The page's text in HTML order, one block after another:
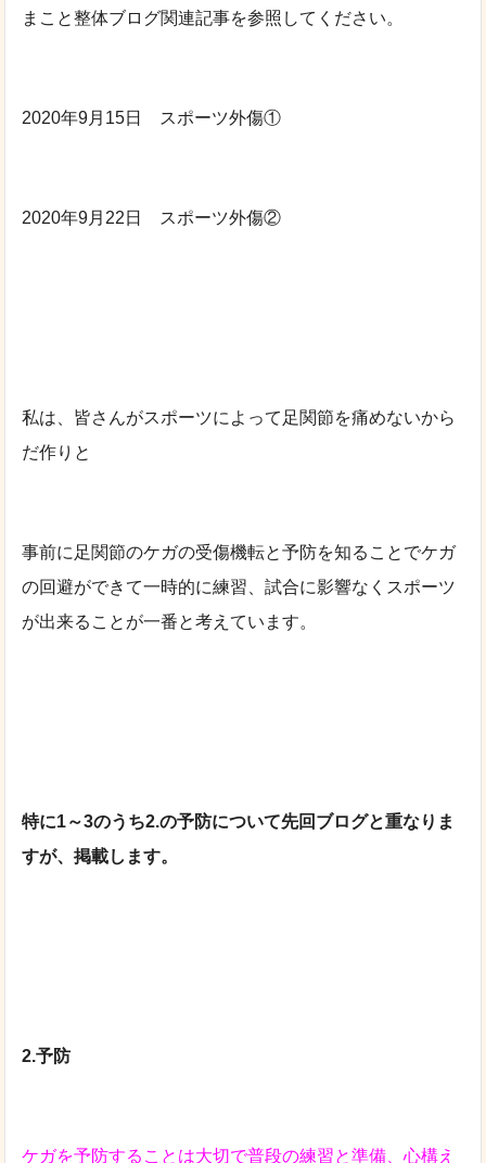
まこと整体ブログ関連記事を参照してください。
2020年9月15日 スポーツ外傷①
2020年9月22日 スポーツ外傷②
私は、皆さんがスポーツによって足関節を痛めないから
だ作りと
事前に足関節のケガの受傷機転と予防を知ることでケガ
の回避ができて一時的に練習、試合に影響なくスポーツ
が出来ることが一番と考えています。
特に1～3のうち2.の予防について先回ブログと重なりま
すが、掲載します。
2.予防
ケガを予防することは大切で普段の練習と準備、心構え